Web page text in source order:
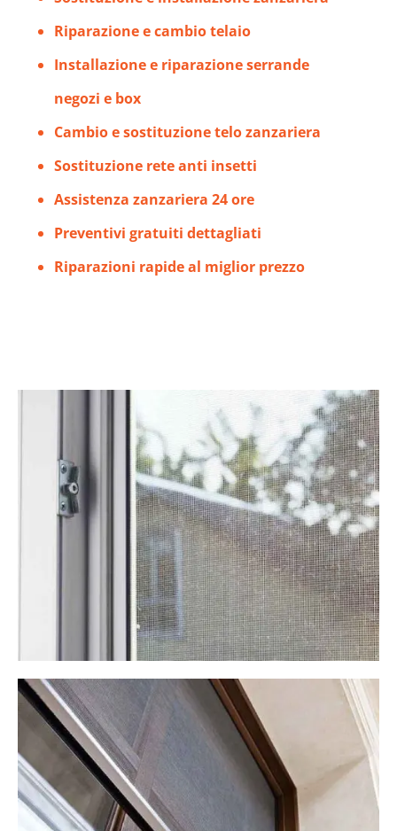
Riparazione e cambio telaio
Installazione e riparazione serrande
negozi e box
Cambio e sostituzione telo zanzariera
Sostituzione rete anti insetti
Assistenza zanzariera 24 ore
Preventivi gratuiti dettagliati
Riparazioni rapide al miglior prezzo